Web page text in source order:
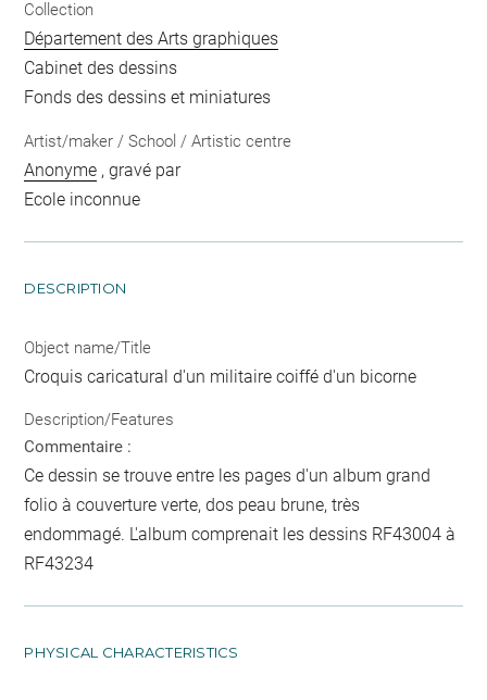
Collection
Département des Arts graphiques
Cabinet des dessins
Fonds des dessins et miniatures
Artist/maker / School / Artistic centre
Anonyme , gravé par
Ecole inconnue
DESCRIPTION
Object name/Title
Croquis caricatural d'un militaire coiffé d'un bicorne
Description/Features
Commentaire :
Ce dessin se trouve entre les pages d'un album grand
folio à couverture verte, dos peau brune, très
endommagé. L'album comprenait les dessins RF43004 à
RF43234
PHYSICAL CHARACTERISTICS